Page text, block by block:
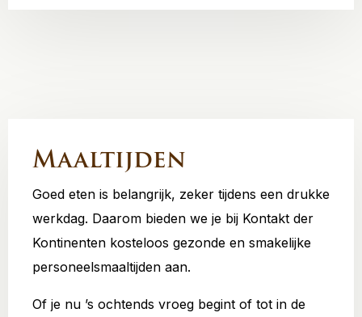
Maaltijden
Goed eten is belangrijk, zeker tijdens een drukke
werkdag. Daarom bieden we je bij Kontakt der
Kontinenten kosteloos gezonde en smakelijke
personeelsmaaltijden aan.
Of je nu ’s ochtends vroeg begint of tot in de